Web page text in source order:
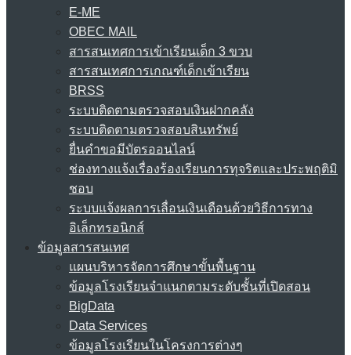
E-ME
OBEC MAIL
สารสนเทศการเข้าเรียนเด็ก 3 ขวบ
สารสนเทศการเกณฑ์เด็กเข้าเรียน
BRSS
ระบบติดตามตรวจสอบเงินฝากคลัง
ระบบติดตามตรวจสอบสินทรัพย์
ยื่นคำขอมีบัตรออนไลน์
ช่องทางแจ้งเรื่องร้องเรียนการทุจริตและประพฤติมิ
ชอบ
ระบบแจ้งผลการเลื่อนเงินเดือนด้วยวิธีการทาง
อิเล็กทรอนิกส์
ข้อมูลสารสนเทศ
แผนบริหารจัดการศึกษาขั้นพื้นฐาน
ข้อมูลโรงเรียนจำแนกตามระดับชั้นที่เปิดสอน
BigData
Data Services
ข้อมูลโรงเรียนในโครงการต่างๆ